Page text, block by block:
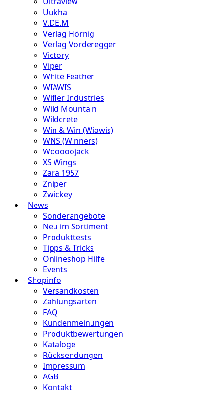
Uukha
V.DE.M
Verlag Hörnig
Verlag Vorderegger
Victory
Viper
White Feather
WIAWIS
Wifler Industries
Wild Mountain
Wildcrete
Win & Win (Wiawis)
WNS (Winners)
Wooooojack
XS Wings
Zara 1957
Zniper
Zwickey
- News
Sonderangebote
Neu im Sortiment
Produkttests
Tipps & Tricks
Onlineshop Hilfe
Events
-Shopinfo
Versandkosten
Zahlungsarten
FAQ
Kundenmeinungen
Produktbewertungen
Kataloge
Rücksendungen
Impressum
AGB
Kontakt